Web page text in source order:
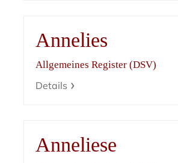
Annelies
Allgemeines Register (DSV)
Details
Anneliese